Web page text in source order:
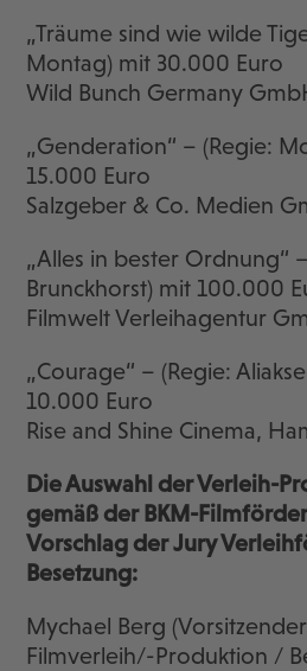
„Träume sind wie wilde
Montag) mit 30.000 Euro
Wild Bunch Germany
„Genderation“ – (Regie:
15.000 Euro
Salzgeber & Co. Medien
„Alles in bester Ordnung“
Brunckhorst) mit 100.000
Filmwelt Verleihagentur
„Courage“ – (Regie:
10.000 Euro
Rise and Shine Cinema,
Die Auswahl der Verleih-
gemäß der BKM-
Vorschlag der Jury
Besetzung:
Mychael Berg
Filmverleih/-Produktion /